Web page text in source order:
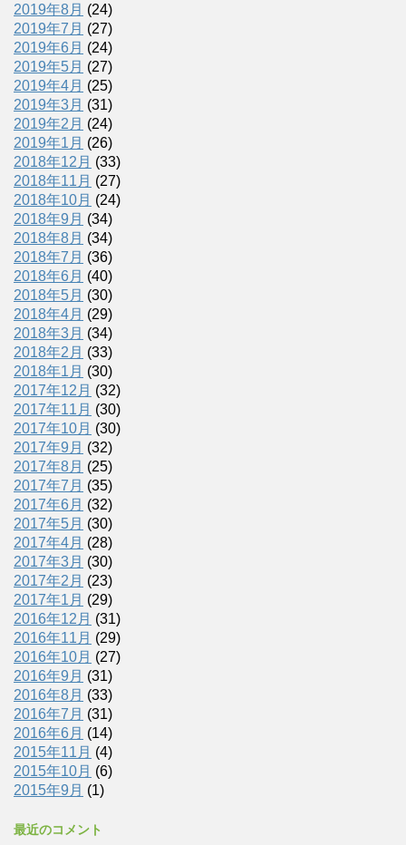
2019年8月 (24)
2019年7月 (27)
2019年6月 (24)
2019年5月 (27)
2019年4月 (25)
2019年3月 (31)
2019年2月 (24)
2019年1月 (26)
2018年12月 (33)
2018年11月 (27)
2018年10月 (24)
2018年9月 (34)
2018年8月 (34)
2018年7月 (36)
2018年6月 (40)
2018年5月 (30)
2018年4月 (29)
2018年3月 (34)
2018年2月 (33)
2018年1月 (30)
2017年12月 (32)
2017年11月 (30)
2017年10月 (30)
2017年9月 (32)
2017年8月 (25)
2017年7月 (35)
2017年6月 (32)
2017年5月 (30)
2017年4月 (28)
2017年3月 (30)
2017年2月 (23)
2017年1月 (29)
2016年12月 (31)
2016年11月 (29)
2016年10月 (27)
2016年9月 (31)
2016年8月 (33)
2016年7月 (31)
2016年6月 (14)
2015年11月 (4)
2015年10月 (6)
2015年9月 (1)
最近のコメント